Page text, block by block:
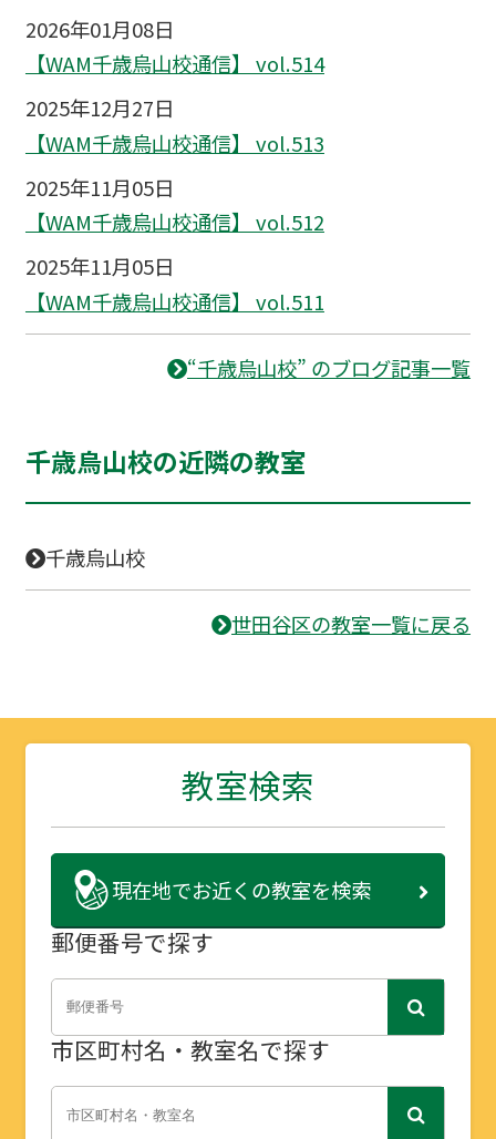
2026年01月08日
【WAM千歳烏山校通信】 vol.514
2025年12月27日
【WAM千歳烏山校通信】 vol.513
2025年11月05日
【WAM千歳烏山校通信】 vol.512
2025年11月05日
【WAM千歳烏山校通信】 vol.511
“千歳烏山校” のブログ記事一覧
千歳烏山校の近隣の教室
千歳烏山校
世田谷区の教室一覧に戻る
教室検索
現在地でお近くの教室を検索
郵便番号で探す
市区町村名・教室名で探す